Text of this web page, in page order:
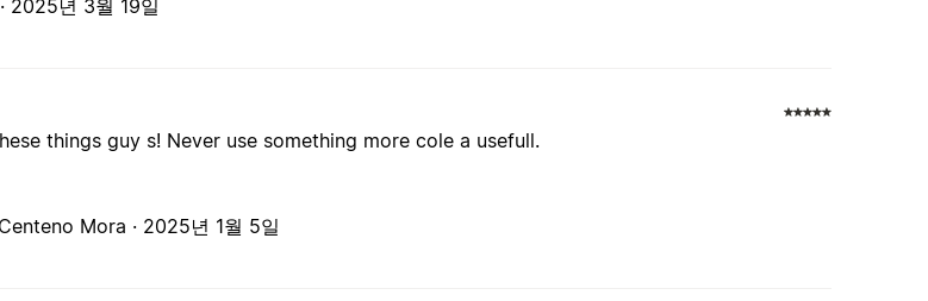
2025년 3월 19일
things guy s! Never use something more cole a usefull.
Mora · 2025년 1월 5일